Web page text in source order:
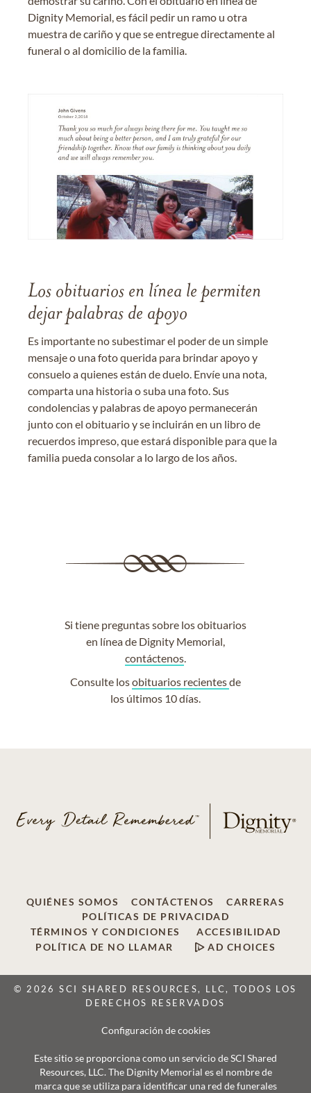
Dignity Memorial, es fácil pedir un ramo u otra
muestra de cariño y que se entregue directamente al
funeral o al domicilio de la familia.
Los obituarios en línea le permiten
dejar palabras de apoyo
Es importante no subestimar el poder de un simple
mensaje o una foto querida para brindar apoyo y
consuelo a quienes están de duelo. Envíe una nota,
comparta una historia o suba una foto. Sus
condolencias y palabras de apoyo permanecerán
junto con el obituario y se incluirán en un libro de
recuerdos impreso, que estará disponible para que la
familia pueda consolar a lo largo de los años.
Si tiene preguntas sobre los obituarios
en línea de Dignity Memorial,
contáctenos.
Consulte losobituarios recientesde
los últimos 10 días.
QUIÉNES SOMOS CONTÁCTENOS
CARRERAS
POLÍTICAS DE PRIVACIDAD
TÉRMINOS Y CONDICIONES
ACCESIBILIDAD
POLÍTICA DE NO LLAMAR
AD CHOICES
© 2026 SCI SHARED RESOURCES, LLC, TODOS LOS
DERECHOS RESERVADOS
Configuración de cookies
Este sitio se proporciona como un servicio de SCI Shared
Resources, LLC. The Dignity Memorial es el nombre de
marca que se utiliza para identificar una red de funerales